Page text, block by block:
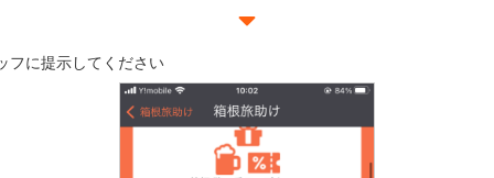
フに提示してください